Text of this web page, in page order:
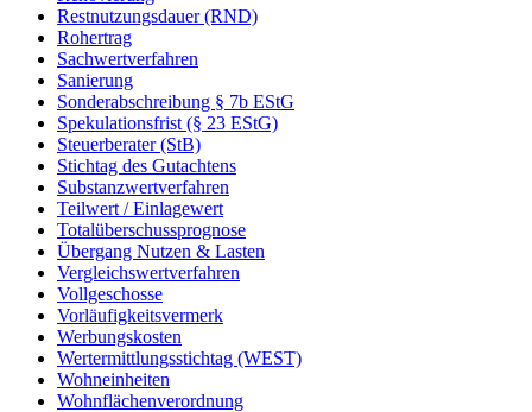
Restnutzungsdauer (RND)
Rohertrag
Sachwertverfahren
Sanierung
Sonderabschreibung § 7b EStG
Spekulationsfrist (§ 23 EStG)
Steuerberater (StB)
Stichtag des Gutachtens
Substanzwertverfahren
Teilwert / Einlagewert
Totalüberschussprognose
Übergang Nutzen & Lasten
Vergleichswertverfahren
Vollgeschosse
Vorläufigkeitsvermerk
Werbungskosten
Wertermittlungsstichtag (WEST)
Wohneinheiten
Wohnflächenverordnung